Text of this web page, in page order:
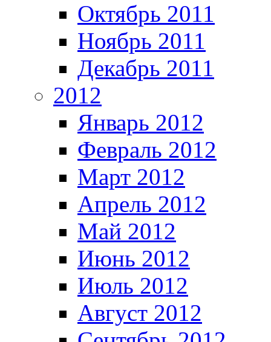
Октябрь 2011
Ноябрь 2011
Декабрь 2011
2012
Январь 2012
Февраль 2012
Март 2012
Апрель 2012
Май 2012
Июнь 2012
Июль 2012
Август 2012